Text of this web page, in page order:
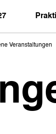
Veranstaltungen